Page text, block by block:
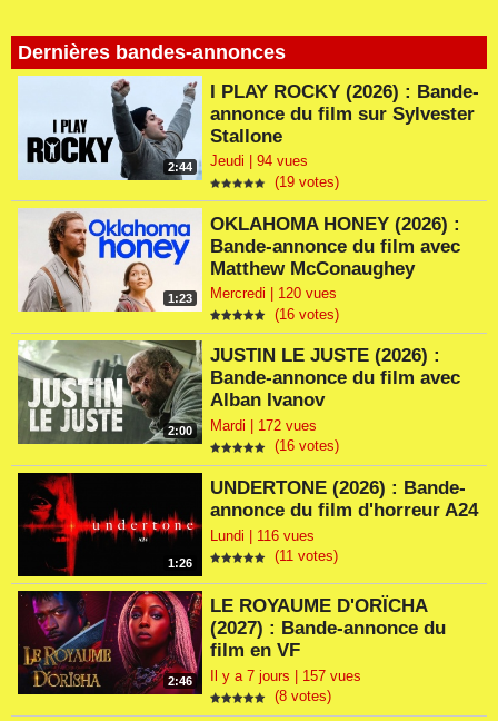
Dernières bandes-annonces
2:44
I PLAY ROCKY (2026) : Bande-
annonce du film sur Sylvester
Stallone
Jeudi | 94 vues
(19 votes)
1:23
OKLAHOMA HONEY (2026) :
Bande-annonce du film avec
Matthew McConaughey
Mercredi | 120 vues
(16 votes)
2:00
JUSTIN LE JUSTE (2026) :
Bande-annonce du film avec
Alban Ivanov
Mardi | 172 vues
(16 votes)
1:26
UNDERTONE (2026) : Bande-
annonce du film d'horreur A24
Lundi | 116 vues
(11 votes)
2:46
LE ROYAUME D'ORÏCHA
(2027) : Bande-annonce du
film en VF
Il y a 7 jours | 157 vues
(8 votes)